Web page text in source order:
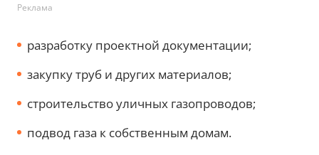
Реклама
разработку проектной документации;
закупку труб и других материалов;
строительство уличных газопроводов;
подвод газа к собственным домам.